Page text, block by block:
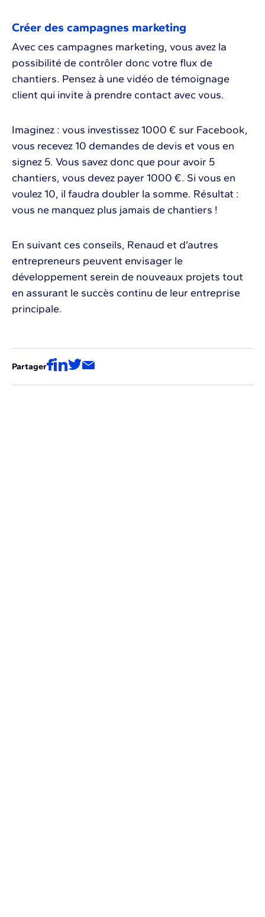
Créer des campagnes marketing
Avec ces campagnes marketing, vous avez la
possibilité de contrôler donc votre flux de
chantiers. Pensez à une vidéo de témoignage
client qui invite à prendre contact avec vous.
Imaginez : vous investissez 1000 € sur Facebook,
vous recevez 10 demandes de devis et vous en
signez 5. Vous savez donc que pour avoir 5
chantiers, vous devez payer 1000 €. Si vous en
voulez 10, il faudra doubler la somme. Résultat :
vous ne manquez plus jamais de chantiers !
En suivant ces conseils, Renaud et d’autres
entrepreneurs peuvent envisager le
développement serein de nouveaux projets tout
en assurant le succès continu de leur entreprise
principale.
Partager